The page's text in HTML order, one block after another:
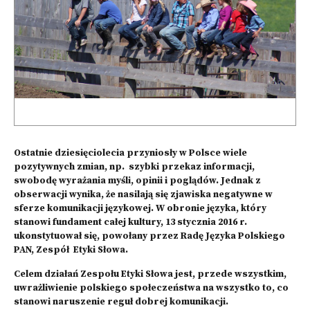
Ostatnie dziesięciolecia przyniosły w Polsce wiele
pozytywnych zmian, np. szybki przekaz informacji,
swobodę wyrażania myśli, opinii i poglądów. Jednak z
obserwacji wynika, że nasilają się zjawiska negatywne w
sferze komunikacji językowej. W obronie języka, który
stanowi fundament całej kultury, 13 stycznia 2016 r.
ukonstytuował się, powołany przez Radę Języka Polskiego
PAN, Zespół Etyki Słowa.
Celem działań Zespołu Etyki Słowa jest, przede wszystkim,
uwrażliwienie polskiego społeczeństwa na wszystko to, co
stanowi naruszenie reguł dobrej komunikacji.